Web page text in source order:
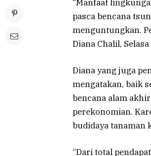
“Manfaat
pasca bencana
menguntungkan.
Diana Chalil,
Diana yang juga
mengatakan, baik
bencana alam
perekonomian.
budidaya tanaman
“Dari total